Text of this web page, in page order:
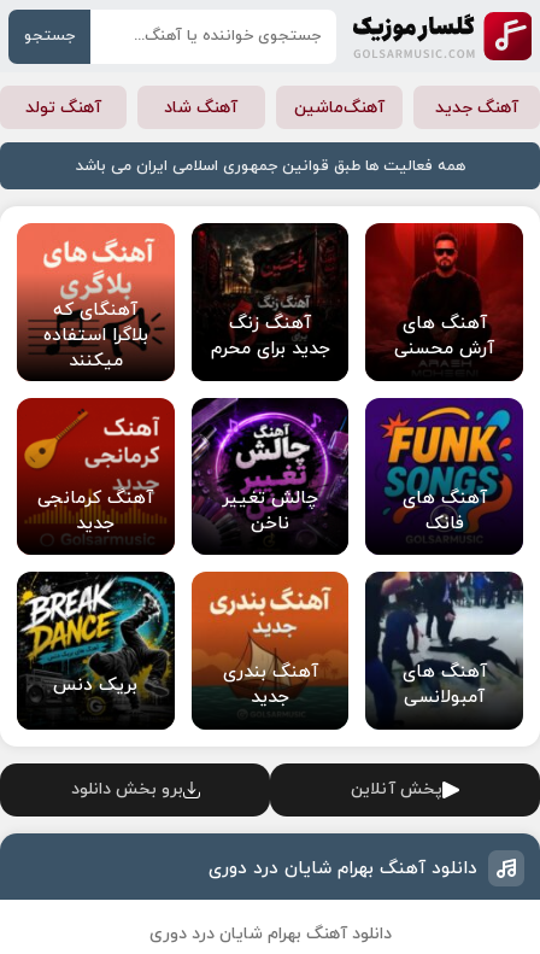
جستجو
آهنگ جدید آهنگ‌ماشین آهنگ شاد آهنگ تولد
همه فعالیت ها طبق قوانین جمهوری اسلامی ایران می باشد
آهنگ های
آرش محسنی
آهنگ زنگ
جدید برای محرم
آهنگای که
بلاگرا استفاده
میکنند
آهنگ های
فانک
چالش تغییر
ناخن
آهنگ کرمانجی
جدید
آهنگ های
آمبولانسی
آهنگ بندری
جدید
بریک دنس
پخش آنلاین برو بخش دانلود
دانلود آهنگ بهرام شایان درد دوری
دانلود آهنگ بهرام شایان درد دوری